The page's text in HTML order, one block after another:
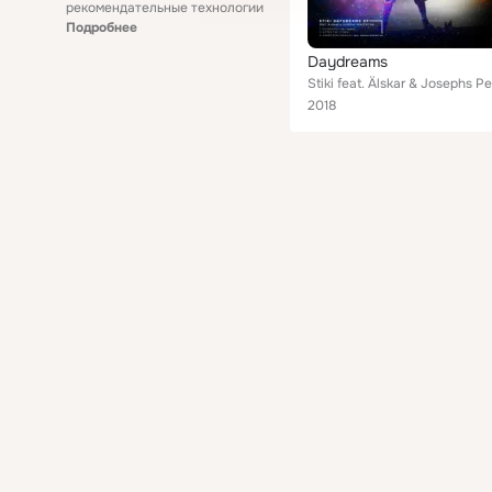
рекомендательные технологии
Подробнее
Daydreams
2018